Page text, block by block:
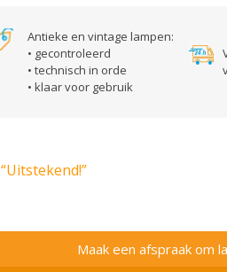
Antieke en vintage lampen:
• gecontroleerd
• technisch in orde
• klaar voor gebruik
“Uitstekend!”
Maak een afspraak om